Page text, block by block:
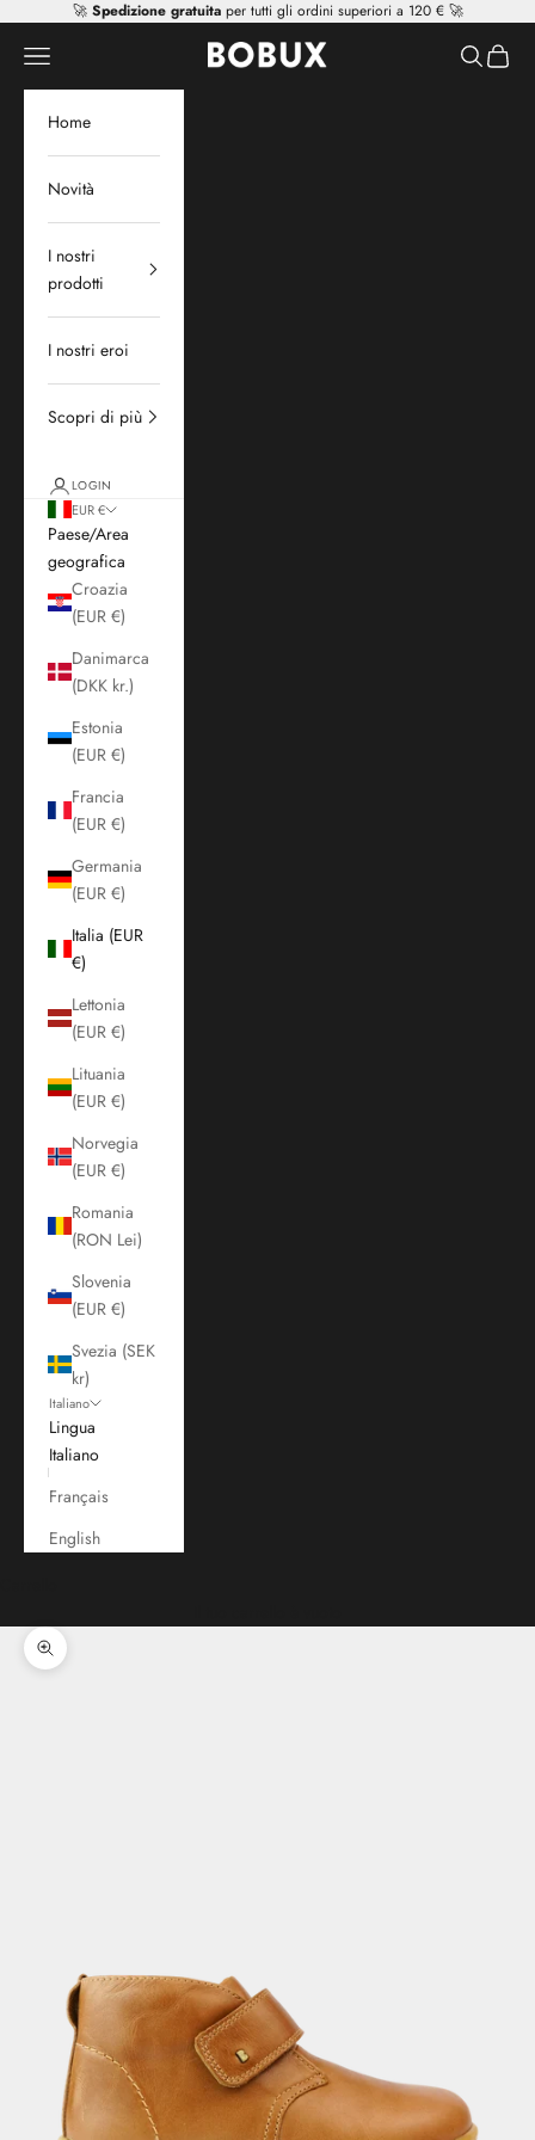
Vai al contenuto
🚀 Spedizione gratuitaper tutti gli ordini superiori a 120 € 🚀
Mr Tiggle - Distributor
Apri il menu di navigazione Mostra il
Home
Novità
I nostri
prodotti
I nostri eroi
Scopri di più
LOGIN
EUR €
Paese/Area
geografica
Croazia
(EUR €)
Danimarca
(DKK kr.)
Estonia
(EUR €)
Francia
(EUR €)
Germania
(EUR €)
Italia (EUR
€)
Lettonia
(EUR €)
Lituania
(EUR €)
Norvegia
(EUR €)
Romania
(RON Lei)
Slovenia
(EUR €)
Svezia (SEK
kr)
Italiano
Lingua
Italiano
Français
English
Ingrandisci immagine